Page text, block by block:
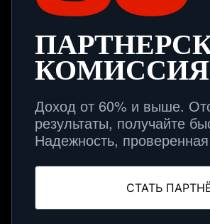
КОМИССИЯ
Доход от 60% и выше.
результаты, получайте
Надежность,
СТАТЬ